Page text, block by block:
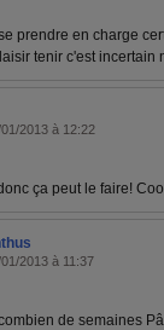
prendre en charge
tenir c'est incertain
2013 à 12:22
ça peut le faire!
2013 à 11:37
de semaines